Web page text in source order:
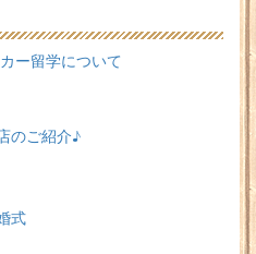
ー留学について
のご紹介♪
式